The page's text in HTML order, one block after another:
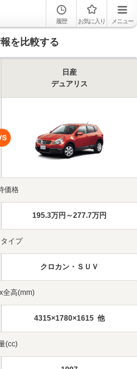
履歴 お気に入り メニュー
を比較する
日産
デュアリス
価格
195.3万円～277.7万円
イプ
クロカン・ＳＵＶ
全高(mm)
4315×1780×1615 他
(cc)